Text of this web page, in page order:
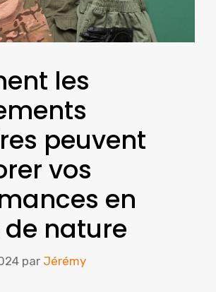
les
peuvent
vos
en
nature
par Jérémy